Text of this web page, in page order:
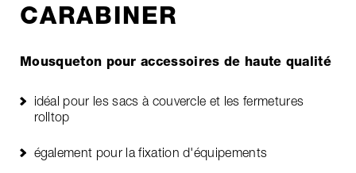
CARABINER
Mousqueton pour accessoires de haute qualité
idéal pour les sacs à couvercle et les fermetures
rolltop
également pour la fixation d'équipements